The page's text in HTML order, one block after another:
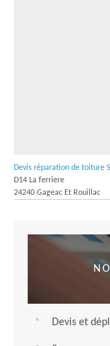
Devis réparation de toiture
D14 La ferriere
24240 Gageac Et Rouillac
Devis et